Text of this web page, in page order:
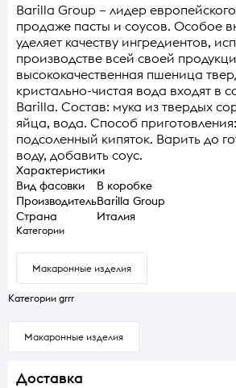
Barilla Group – лидер
продаже пасты и соусов. Особое
уделяет качеству ингредиентов,
производстве всей своей
высококачественная пшеница
кристально-чистая вода входят в
Barilla. Состав: мука из твердых
яйца, вода. Способ
подсоленный кипяток. Варить до
воду, добавить соус.
Характеристики
Вид фасовки
В коробке
ПроизводительBarilla Group
Страна
Италия
Категории
Макаронные изделия
Категории grrr
Макаронные изделия
Доставка